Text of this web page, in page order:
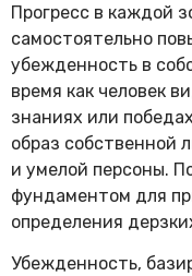
Прогресс в каждой
самостоятельно
убежденность в
время как человек
знаниях или
образ собственной
и умелой персоны.
фундаментом для
определения
Убежденность,